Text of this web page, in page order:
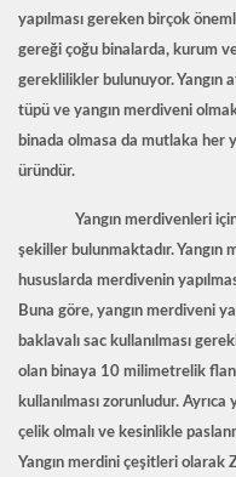
yapılması gereken birçok
gereği çoğu binalarda, kurum
gereklilikler bulunuyor. Yangın
tüpü ve yangın merdiveni
binada olmasa da mutlaka her
üründür.
Yangın merdivenleri için
şekiller bulunmaktadır. Yangın
hususlarda merdivenin
Buna göre, yangın merdiveni
baklavalı sac kullanılması
olan binaya 10 milimetrelik
kullanılması zorunludur.
çelik olmalı ve kesinlikle
Yangın merdini çeşitleri